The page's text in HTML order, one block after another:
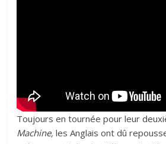
Toujours en tournée pour leur
Machine,les Anglais ont dû